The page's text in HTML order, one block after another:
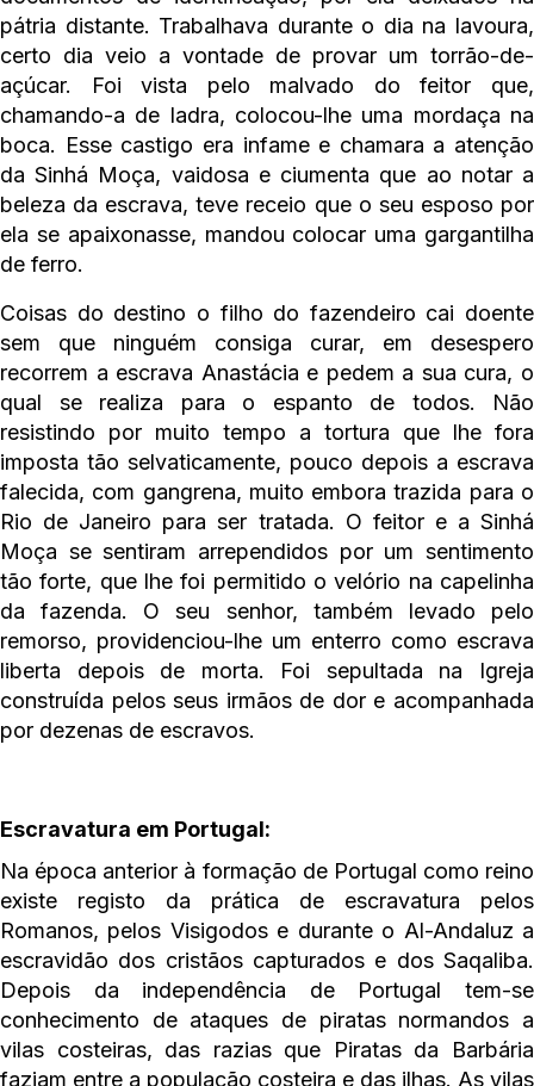
pátria distante. Trabalhava durante o dia na lavoura,
certo dia veio a vontade de provar um torrão-de-
açúcar. Foi vista pelo malvado do feitor que,
chamando-a de ladra, colocou-lhe uma mordaça na
boca. Esse castigo era infame e chamara a atenção
da Sinhá Moça, vaidosa e ciumenta que ao notar a
beleza da escrava, teve receio que o seu esposo por
ela se apaixonasse, mandou colocar uma gargantilha
de ferro.
Coisas do destino o filho do fazendeiro cai doente
sem que ninguém consiga curar, em desespero
recorrem a escrava Anastácia e pedem a sua cura, o
qual se realiza para o espanto de todos. Não
resistindo por muito tempo a tortura que lhe fora
imposta tão selvaticamente, pouco depois a escrava
falecida, com gangrena, muito embora trazida para o
Rio de Janeiro para ser tratada. O feitor e a Sinhá
Moça se sentiram arrependidos por um sentimento
tão forte, que lhe foi permitido o velório na capelinha
da fazenda. O seu senhor, também levado pelo
remorso, providenciou-lhe um enterro como escrava
liberta depois de morta. Foi sepultada na Igreja
construída pelos seus irmãos de dor e acompanhada
por dezenas de escravos.
Escravatura em Portugal:
Na época anterior à formação de Portugal como reino
existe registo da prática de escravatura pelos
Romanos, pelos Visigodos e durante o Al-Andaluz a
escravidão dos cristãos capturados e dos Saqaliba.
Depois da independência de Portugal tem-se
conhecimento de ataques de piratas normandos a
vilas costeiras, das razias que Piratas da Barbária
faziam entre a população costeira e das ilhas. As vilas